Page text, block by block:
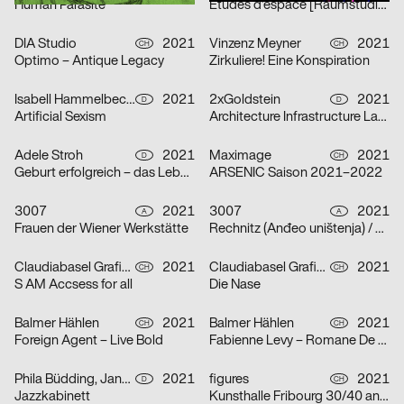
Human Parasite Etudes d’espace [Raumstudien] n° 1-52 – Visarte Vaud
DIA Studio CH
2021
Optimo – Antique Legacy
Vinzenz Meyner CH
2021
Zirkuliere! Eine Konspiration
Isabell Hammelbeck, Jana Michael D
2021
Artificial Sexism
2xGoldstein D
2021
Architecture Infrastructure Landscape – Construction and Representation of the Territory in Latin America [Architektur Infrastruktur Landschaft – Konstruktion und Repräsentation des Territoriums in Lateinamerika]
Adele Stroh D
2021
Geburt erfolgreich – das Leben ist kein Robinson Club
Maximage CH
2021
ARSENIC Saison 2021–2022
3007 A
2021
Frauen der Wiener Werkstätte
3007 A
2021
Rechnitz (Anđeo uništenja) / Rechnitz (Der Würgeengel) by Elfriede Jelinek
Claudiabasel Grafik & Interaktion CH
2021
S AM Accsess for all
Claudiabasel Grafik & Interaktion CH
2021
Die Nase
Balmer Hählen CH
2021
Foreign Agent – Live Bold
Balmer Hählen CH
2021
Fabienne Levy – Romane De Watteville
Phila Büdding, Jana Rzehak D
2021
Jazzkabinett
figures CH
2021
Kunsthalle Fribourg 30/40 ans Jubilé